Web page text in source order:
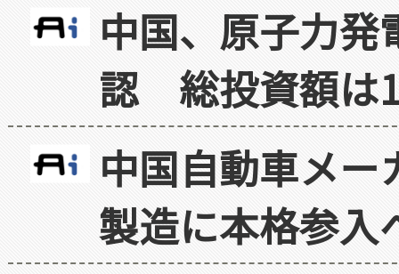
中国、原子力
認 総投資額は
中国自動車メ
製造に本格参入